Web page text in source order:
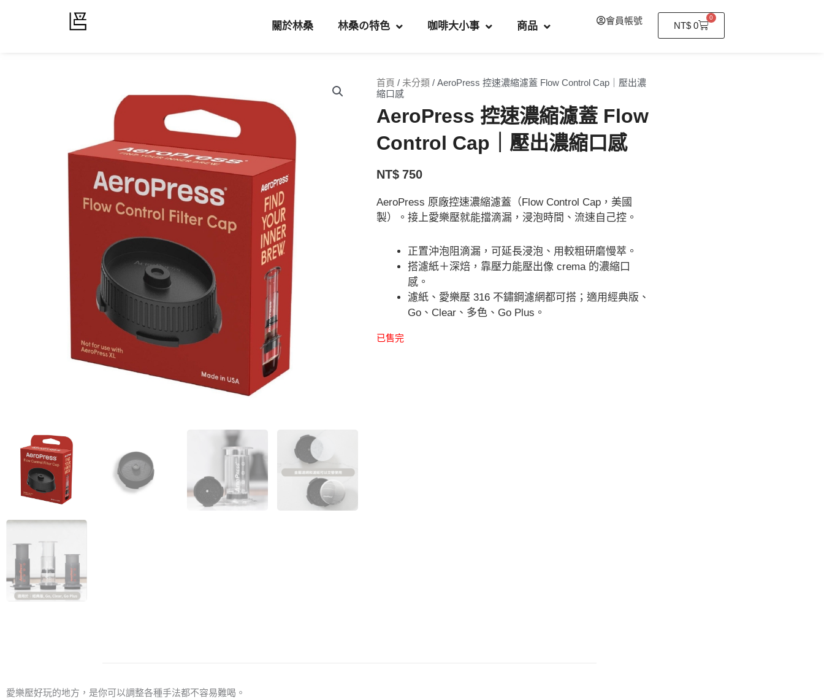
關於林桑 林桑の特色 咖啡大小事 商品 會員帳號 NT$ 0
0
購
物
首頁 / 未分類 / AeroPress 控速濃縮濾蓋 Flow Control Cap｜壓出濃
縮口感
AeroPress 控速濃縮濾蓋 Flow
Control Cap｜壓出濃縮口感
NT$ 750
AeroPress 原廠控速濃縮濾蓋（Flow Control Cap，美國
製）。接上愛樂壓就能擋滴漏，浸泡時間、流速自己控。
正置沖泡阻滴漏，可延長浸泡、用較粗研磨慢萃。
搭濾紙＋深焙，靠壓力能壓出像 crema 的濃縮口
感。
濾紙、愛樂壓 316 不鏽鋼濾網都可搭；適用經典版、
Go、Clear、多色、Go Plus。
已售完
愛樂壓好玩的地方，是你可以調整各種手法都不容易難喝。